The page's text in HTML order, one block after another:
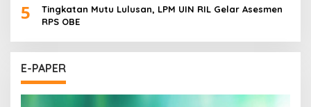
5
Tingkatan Mutu Lulusan, LPM UIN RIL Gelar Asesmen
RPS OBE
E-PAPER